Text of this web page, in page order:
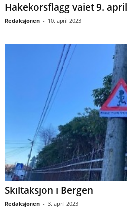
Hakekorsflagg vaiet 9. april
Redaksjonen - 10. april 2023
Skiltaksjon i Bergen
Redaksjonen - 3. april 2023